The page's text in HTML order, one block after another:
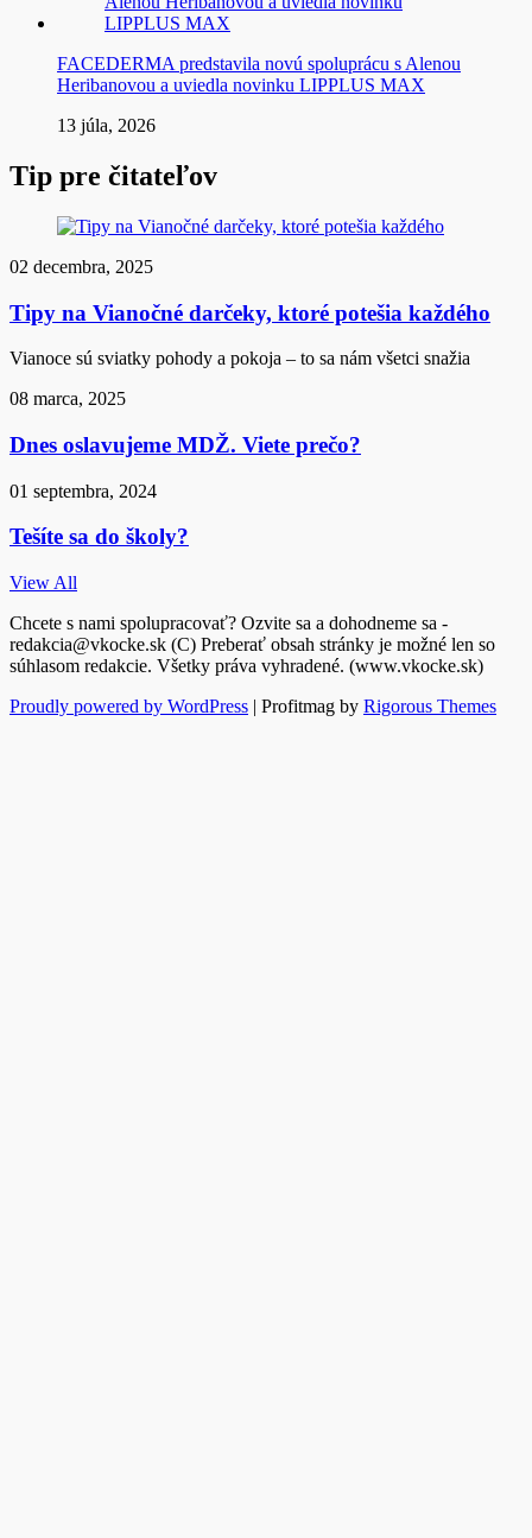
FACEDERMA predstavila novú spoluprácu s Alenou
Heribanovou a uviedla novinku LIPPLUS MAX
13 júla, 2026
Tip pre čitateľov
02 decembra, 2025
Tipy na Vianočné darčeky, ktoré potešia každého
Vianoce sú sviatky pohody a pokoja – to sa nám všetci snažia
08 marca, 2025
Dnes oslavujeme MDŽ. Viete prečo?
01 septembra, 2024
Tešíte sa do školy?
View All
Chcete s nami spolupracovať? Ozvite sa a dohodneme sa -
redakcia@vkocke.sk (C) Preberať obsah stránky je možné len so
súhlasom redakcie. Všetky práva vyhradené. (www.vkocke.sk)
Proudly powered by WordPress | Profitmag by Rigorous Themes